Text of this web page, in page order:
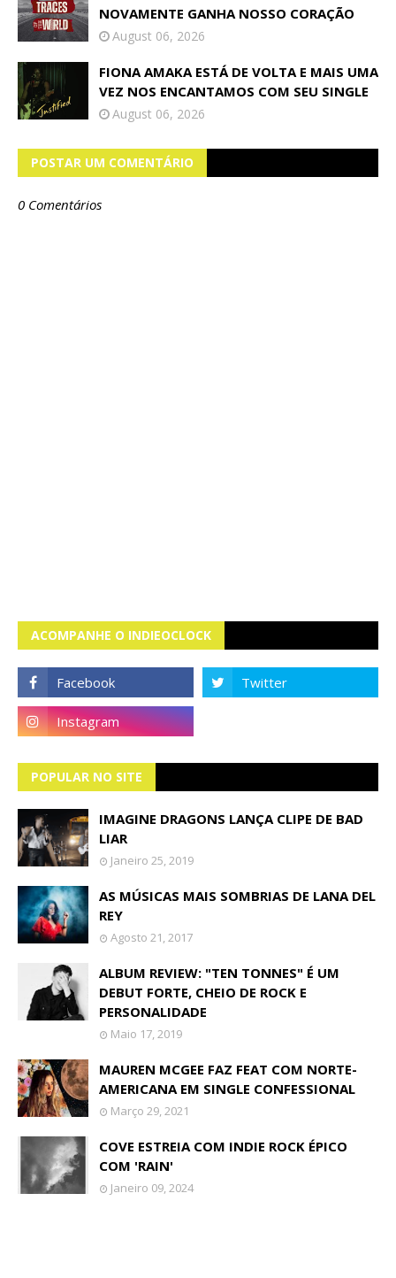
NOVAMENTE GANHA NOSSO CORAÇÃO
August 06, 2026
FIONA AMAKA ESTÁ DE VOLTA E MAIS UMA
VEZ NOS ENCANTAMOS COM SEU SINGLE
August 06, 2026
POSTAR UM COMENTÁRIO
0 Comentários
ACOMPANHE O INDIEOCLOCK
POPULAR NO SITE
IMAGINE DRAGONS LANÇA CLIPE DE BAD
LIAR
Janeiro 25, 2019
AS MÚSICAS MAIS SOMBRIAS DE LANA DEL
REY
Agosto 21, 2017
ALBUM REVIEW: "TEN TONNES" É UM
DEBUT FORTE, CHEIO DE ROCK E
PERSONALIDADE
Maio 17, 2019
MAUREN MCGEE FAZ FEAT COM NORTE-
AMERICANA EM SINGLE CONFESSIONAL
Março 29, 2021
COVE ESTREIA COM INDIE ROCK ÉPICO
COM 'RAIN'
Janeiro 09, 2024